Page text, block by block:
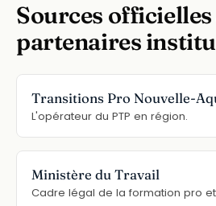
Sources
partenaires
Transitions Pro Nouvelle-
L'opérateur du PTP en région.
Ministère du Travail
Cadre légal de la formation pro